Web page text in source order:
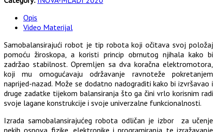
Opis
Video Materijal
Samobalansirajući robot je tip robota koji očitava svoj položaj
pomoću žiroskopa, a koristi princip obrnutog njihala kako bi
zadržao stabilnost. Opremljen sa dva koračna elektromotora,
koji mu omogućavaju održavanje ravnoteže pokretanjem
naprijed-nazad. Može se dodatno nadograditi kako bi izvršavao i
druge zadatke tijekom balansiranja što ga čini vrlo korisnim radi
svoje lagane konstrukcije i svoje univerzalne funkcionalnosti.
Izrada samobalansirajućeg robota odličan je izbor za učenje
nekih osnova fizike, elektronike i programiranja te izražavanje